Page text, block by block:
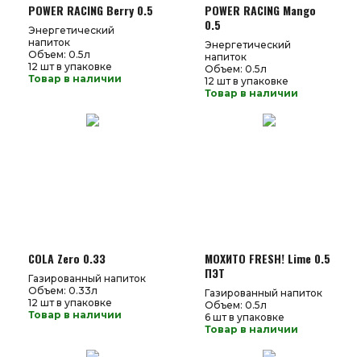
POWER RACING Berry 0.5
Энергетический
напиток
Объем: 0.5л
12 шт в упаковке
Товар в наличии
POWER RACING Mango
0.5
Энергетический
напиток
Объем: 0.5л
12 шт в упаковке
Товар в наличии
COLA Zero 0.33
Газированный напиток
Объем: 0.33л
12 шт в упаковке
Товар в наличии
МОХИТО FRESH! Lime 0.5
ПЭТ
Газированный напиток
Объем: 0.5л
6 шт в упаковке
Товар в наличии